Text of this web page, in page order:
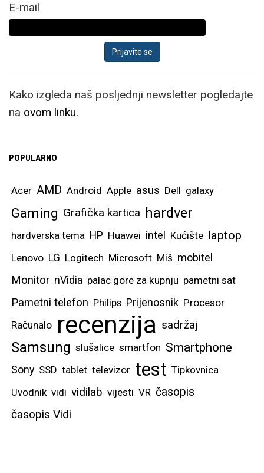
E-mail
Kako izgleda naš posljednji newsletter pogledajte
na ovom linku.
POPULARNO
Acer AMD Android Apple asus Dell galaxy
Gaming Grafička kartica hardver
hardverska tema HP Huawei intel Kućište laptop
Lenovo LG Logitech Microsoft Miš mobitel
Monitor nVidia palac gore za kupnju pametni sat
Pametni telefon Philips Prijenosnik Procesor
Računalo recenzija sadržaj
Samsung slušalice smartfon Smartphone
Sony SSD tablet televizor test Tipkovnica
Uvodnik vidi vidilab vijesti VR časopis
časopis Vidi